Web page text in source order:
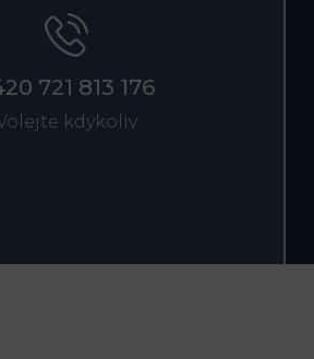
721 813 176
kdykoliv